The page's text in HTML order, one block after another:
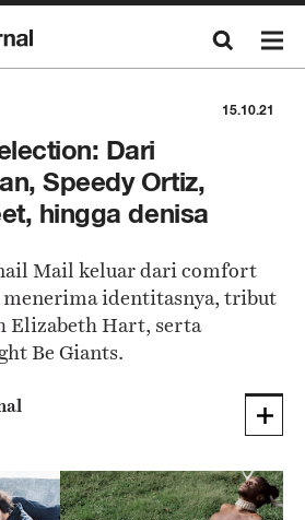
15.10.21
Dari
Speedy Ortiz,
hingga denisa
Mail keluar dari comfort
menerima identitasnya, tribut
Elizabeth Hart, serta
Be Giants.